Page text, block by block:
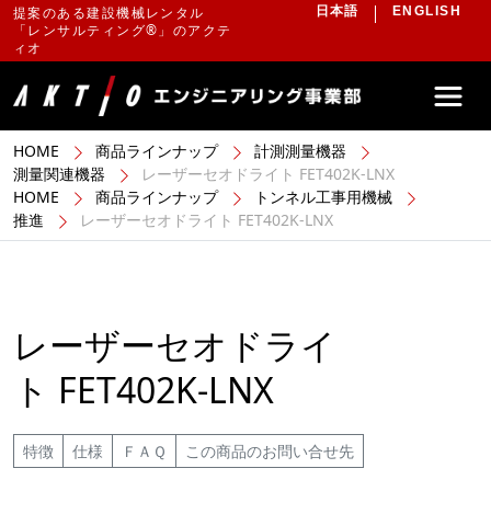
提案のある建設機械レンタル
「レンサルティング®」のアクテ
ィオ
日本語 ENGLISH
HOME 商品ラインナップ
計測測量機器
測量関連機器
レーザーセオドライト FET402K-LNX
HOME
商品ラインナップ
トンネル工事用機械
推進
レーザーセオドライト FET402K-LNX
レーザーセオドライ
ト FET402K-LNX
特徴 仕様 ＦＡＱ この商品のお問い合せ先